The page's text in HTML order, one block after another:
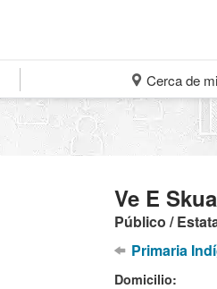
Cerca de mi
Ve E
Público /
Primaria
Domicilio: